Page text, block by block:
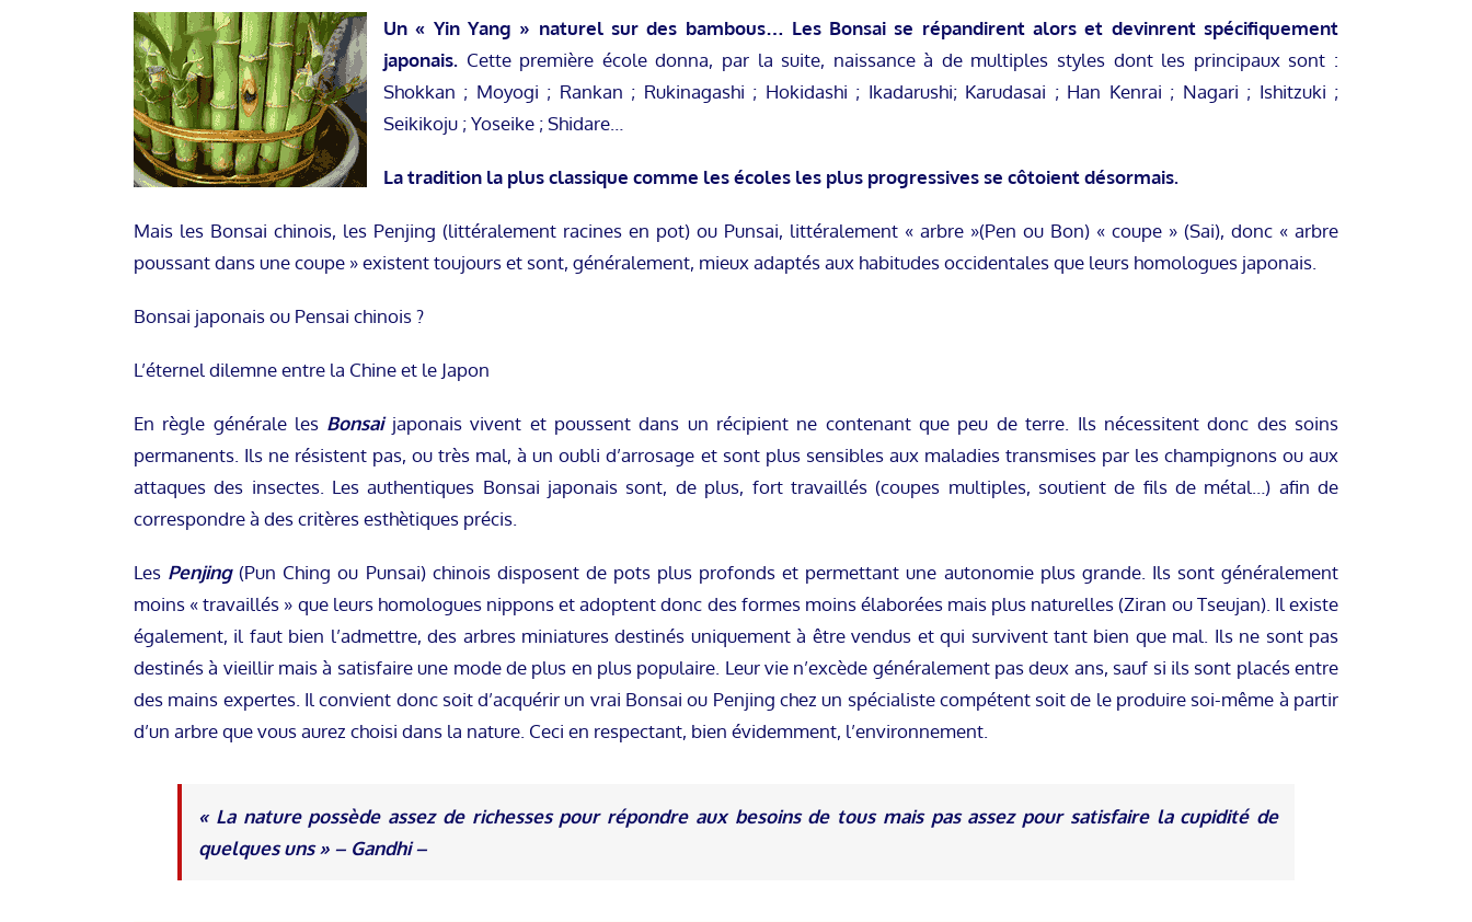
Un « Yin Yang » naturel sur des bambous… Les Bonsai se répandirent alors et devinrent spécifiquement
japonais. Cette première école donna, par la suite, naissance à de multiples styles dont les principaux sont :
Shokkan ; Moyogi ; Rankan ; Rukinagashi ; Hokidashi ; Ikadarushi; Karudasai ; Han Kenrai ; Nagari ; Ishitzuki ;
Seikikoju ; Yoseike ; Shidare…
La tradition la plus classique comme les écoles les plus progressives se côtoient désormais.
Mais les Bonsai chinois, les Penjing (littéralement racines en pot) ou Punsai, littéralement « arbre »(Pen ou Bon) « coupe » (Sai), donc « arbre
poussant dans une coupe » existent toujours et sont, généralement, mieux adaptés aux habitudes occidentales que leurs homologues japonais.
Bonsai japonais ou Pensai chinois ?
L’éternel dilemne entre la Chine et le Japon
En règle générale les Bonsaijaponais vivent et poussent dans un récipient ne contenant que peu de terre. Ils nécessitent donc des soins
permanents. Ils ne résistent pas, ou très mal, à un oubli d’arrosage et sont plus sensibles aux maladies transmises par les champignons ou aux
attaques des insectes. Les authentiques Bonsai japonais sont, de plus, fort travaillés (coupes multiples, soutient de fils de métal…) afin de
correspondre à des critères esthètiques précis.
Les Penjing(Pun Ching ou Punsai) chinois disposent de pots plus profonds et permettant une autonomie plus grande. Ils sont généralement
moins « travaillés » que leurs homologues nippons et adoptent donc des formes moins élaborées mais plus naturelles (Ziran ou Tseujan). Il existe
également, il faut bien l’admettre, des arbres miniatures destinés uniquement à être vendus et qui survivent tant bien que mal. Ils ne sont pas
destinés à vieillir mais à satisfaire une mode de plus en plus populaire. Leur vie n’excède généralement pas deux ans, sauf si ils sont placés entre
des mains expertes. Il convient donc soit d’acquérir un vrai Bonsai ou Penjing chez un spécialiste compétent soit de le produire soi-même à partir
d’un arbre que vous aurez choisi dans la nature. Ceci en respectant, bien évidemment, l’environnement.
« La nature possède assez de richesses pour répondre aux besoins de tous mais pas assez pour satisfaire la cupidité de
quelques uns » – Gandhi –